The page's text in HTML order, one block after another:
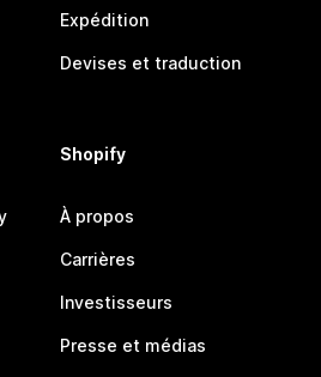
Expédition
Devises et traduction
Shopify
À propos
Carrières
Investisseurs
Presse et médias